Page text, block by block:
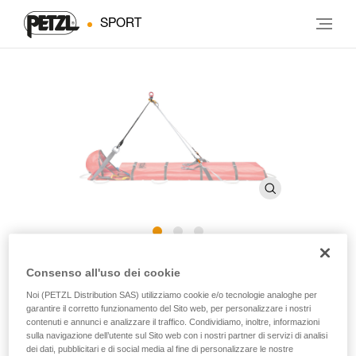
SPORT
STEF
Dispositivo d’inclinazione per barella NEST
Il dispositivo d’inclinazione STEF collega i tre punti di
Consenso all'uso dei cookie
Noi (PETZL Distribution SAS) utilizziamo cookie e/o tecnologie analoghe per
garantire il corretto funzionamento del Sito web, per personalizzare i nostri
contenuti e annunci e analizzare il traffico. Condividiamo, inoltre, informazioni
sulla navigazione dell’utente sul Sito web con i nostri partner di servizi di analisi
dei dati, pubblicitari e di social media al fine di personalizzare le nostre